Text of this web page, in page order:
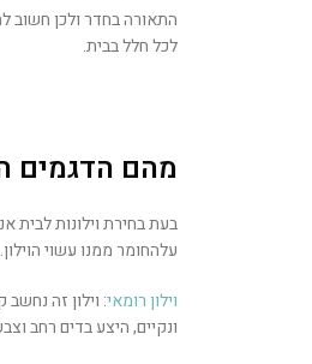
התאורה בחדר ולכן חשוב
לכל חלל בבית.
מהם הדגמים
בעת בחירת וילונות לבית
עלהחומר ממנו עשוי הוילון.
וילון רומאי: וילון זה
ונקיים, היצע בדים רחב